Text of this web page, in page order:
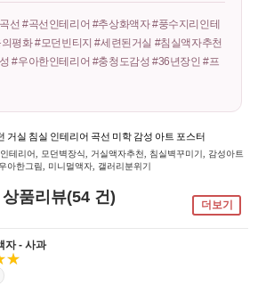
선 #곡선인테리어 #추상화액자 #풍수지리인테
평화 #모던빈티지 #세련된거실 #침실액자추천
#우아한인테리어 #충청도감성 #36년장인 #프
거실 침실 인테리어 곡선 미학 감성 아트 포스터
테리어, 모던벽장식, 거실액자추천, 침실벽꾸미기, 감성아트
아한그림, 미니멀액자, 갤러리분위기
상품리뷰(54 건) 더보기
자 - 사과